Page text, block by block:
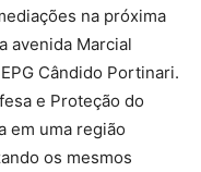
na próxima
avenida Marcial
Cândido Portinari.
e Proteção do
em uma região
os mesmos